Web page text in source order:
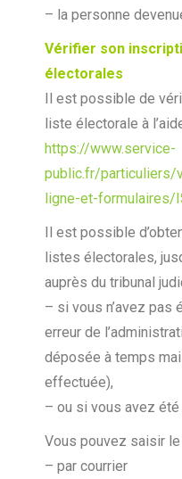
– la personne
Vérifier son
électorales
Il est possible de
liste électorale à
https://www.service-
public.fr/
ligne-et-formulaires/
Il est possible
listes électorales,
auprès du tribunal
– si vous n’avez pas
erreur de
déposée à temps
effectuée),
– ou si vous avez été
Vous pouvez saisir le
– par courrier